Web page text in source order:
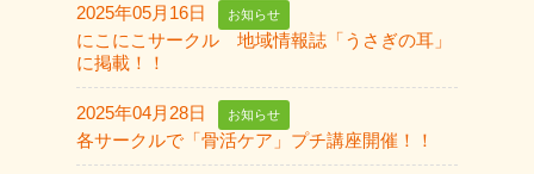
2025年05月16日 お知らせ
にこにこサークル 地域情報誌「うさぎの耳」
に掲載！！
2025年04月28日 お知らせ
各サークルで「骨活ケア」プチ講座開催！！